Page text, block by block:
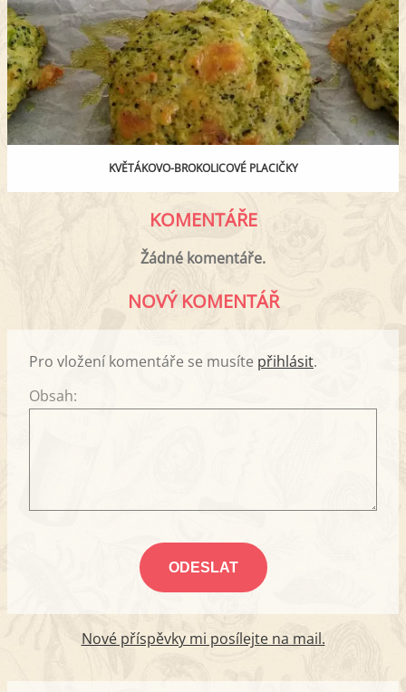
KVĚTÁKOVO-BROKOLICOVÉ PLACIČKY
KOMENTÁŘE
Žádné komentáře.
NOVÝ KOMENTÁŘ
Pro vložení komentáře se musíte přihlásit.
Obsah:
Nové příspěvky mi posílejte na mail.